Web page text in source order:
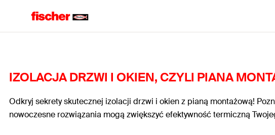
IZOLACJA DRZWI I OKIEN, CZYLI PIANA
Odkryj sekrety skutecznej izolacji drzwi i okien z pianą montażową!
nowoczesne rozwiązania mogą zwiększyć efektywność termiczną